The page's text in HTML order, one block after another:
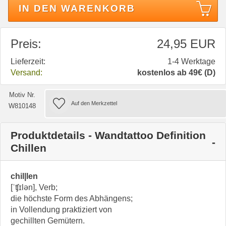
IN DEN WARENKORB
Preis: 24,95 EUR
Lieferzeit:
1-4 Werktage
Versand:
kostenlos ab 49€ (D)
Motiv Nr.
W810148
Produktdetails - Wandtattoo Definition
Chillen
chil|len
[ˈʧɪlən], Verb;
die höchste Form des Abhängens;
in Vollendung praktiziert von
gechillten Gemütern.